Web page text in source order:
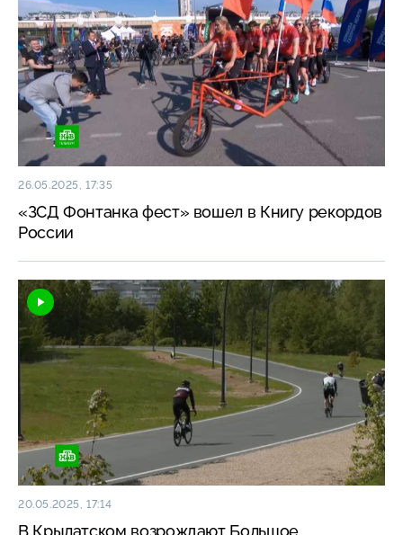
26.05.2025, 17:35
«ЗСД Фонтанка фест» вошел в Книгу рекордов
России
20.05.2025, 17:14
В Крылатском возрождают Большое